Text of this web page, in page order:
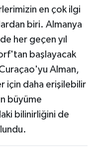
en çok ilgi
biri. Almanya
her geçen yıl
başlayacak
Alman,
için daha erişilebilir
büyüme
bilinirliğini de